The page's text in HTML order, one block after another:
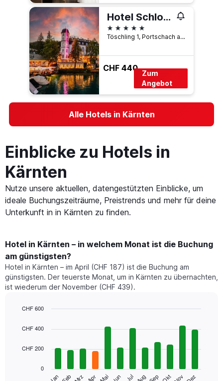
Hotel Schloss Seefels
5 Sterne
Töschling 1, Portschach am Wörthersee, Kärnten, Österreich
CHF 440
Zum
Angebot
Alle Hotels in Kärnten
Einblicke zu Hotels in
Kärnten
Nutze unsere aktuellen, datengestützten Einblicke, um
ideale Buchungszeiträume, Preistrends und mehr für deine
Unterkunft in in Kärnten zu finden.
Hotel in Kärnten – in welchem Monat ist die Buchung
am günstigsten?
Hotel in Kärnten – im April (CHF 187) ist die Buchung am
günstigsten. Der teuerste Monat, um in Kärnten zu übernachten,
ist wiederum der November (CHF 439).
chart
bars.
graphic.
Jan Apr Mai Jun Jul Okt
0
CHF 200
CHF 400
CHF 600